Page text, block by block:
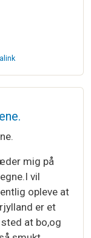
mig på
vil
opleve at
er et
at bo,og